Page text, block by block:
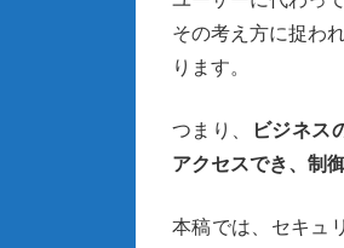
その考え方に捉わ
ります。
つまり、 ビジネス
アクセスでき、制
本稿では、セキュ